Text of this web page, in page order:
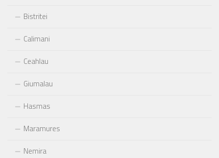
Bistritei
Calimani
Ceahlau
Giumalau
Hasmas
Maramures
Nemira